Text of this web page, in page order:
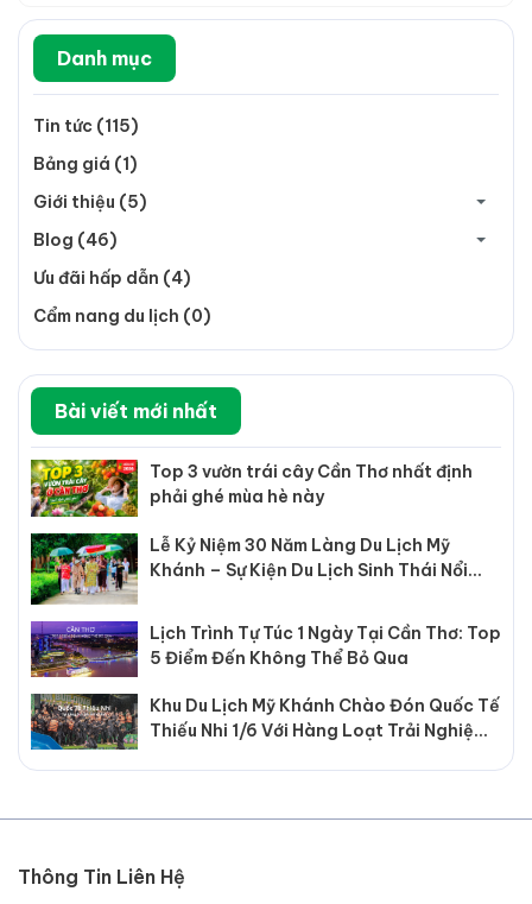
Danh mục
Tin tức (115)
Bảng giá (1)
Giới thiệu (5)
Blog (46)
Ưu đãi hấp dẫn (4)
Cẩm nang du lịch (0)
Bài viết mới nhất
Top 3 vườn trái cây Cần Thơ nhất định
phải ghé mùa hè này
Lễ Kỷ Niệm 30 Năm Làng Du Lịch Mỹ
Khánh – Sự Kiện Du Lịch Sinh Thái Nổi
Lịch Trình Tự Túc 1 Ngày Tại Cần Thơ: Top
5 Điểm Đến Không Thể Bỏ Qua
Khu Du Lịch Mỹ Khánh Chào Đón Quốc Tế
Thiếu Nhi 1/6 Với Hàng Loạt Trải Nghiệm
Thông Tin Liên Hệ